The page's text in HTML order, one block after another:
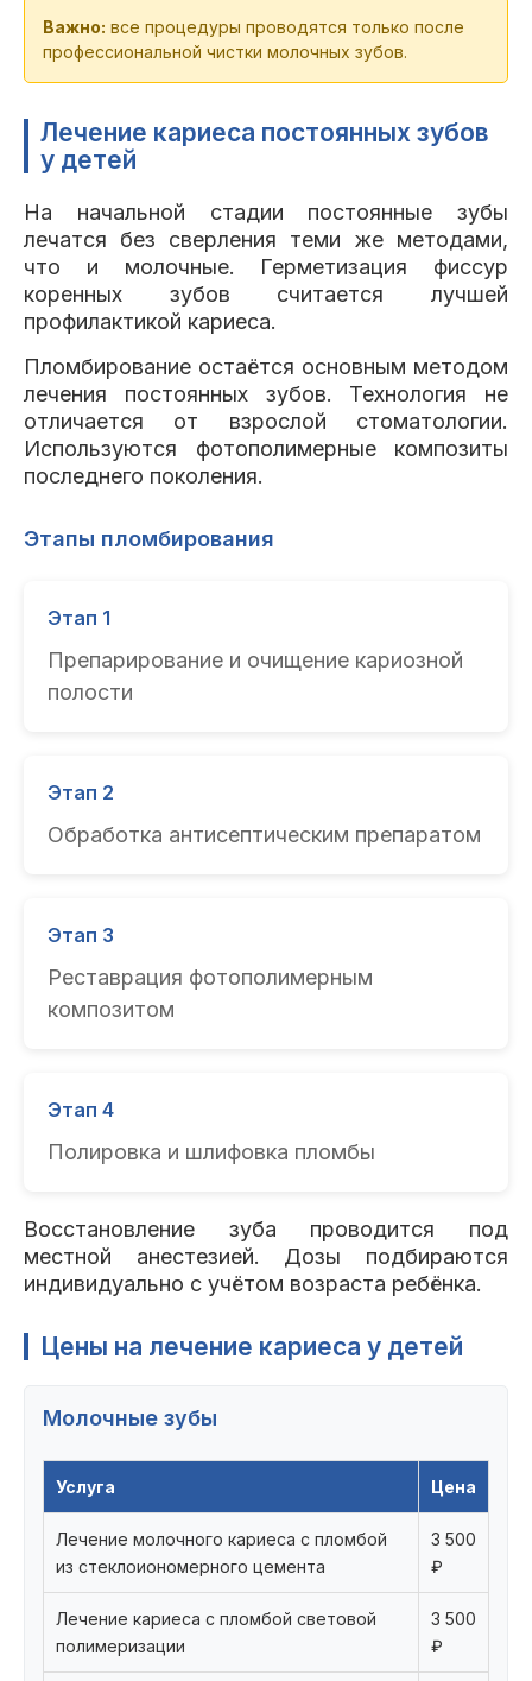
Важно: все процедуры проводятся только после
профессиональной чистки молочных зубов.
Лечение кариеса постоянных зубов
у детей
На начальной стадии постоянные зубы
лечатся без сверления теми же методами,
что и молочные. Герметизация фиссур
коренных зубов считается лучшей
профилактикой кариеса.
Пломбирование остаётся основным методом
лечения постоянных зубов. Технология не
отличается от взрослой стоматологии.
Используются фотополимерные композиты
последнего поколения.
Этапы пломбирования
Этап 1
Препарирование и очищение кариозной
полости
Этап 2
Обработка антисептическим препаратом
Этап 3
Реставрация фотополимерным
композитом
Этап 4
Полировка и шлифовка пломбы
Восстановление зуба проводится под
местной анестезией. Дозы подбираются
индивидуально с учётом возраста ребёнка.
Цены на лечение кариеса у детей
Молочные зубы
Услуга Цена
Лечение молочного кариеса с пломбой
из стеклоиономерного цемента
3 500
₽
Лечение кариеса с пломбой световой
полимеризации
3 500
₽